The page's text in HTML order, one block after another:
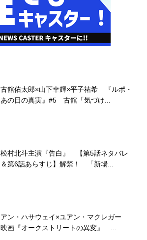
古舘佑太郎×山下幸輝×平子祐希 『ルポ・
あの日の真実』#5 古舘「気づけ...
松村北斗主演『告白』 【第5話ネタバレ
＆第6話あらすじ】解禁！ 「新場...
アン・ハサウェイ×ユアン・マクレガー
映画『オークストリートの異変』 ...